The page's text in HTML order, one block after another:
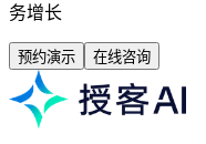
务增长
预约演示 在线咨询